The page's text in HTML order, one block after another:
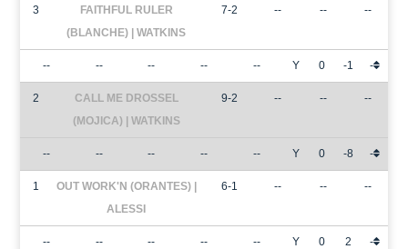
3
FAITHFUL RULER
(BLANCHE) | WATKINS
7-2 -- -- --
-- -- -- -- -- Y 0 -1 -
2
CALL ME DROSSEL
(MOJICA) | WATKINS
9-2 -- -- --
-- -- -- -- -- Y 0 -8 -
1
OUT WORK'N (ORANTES) |
ALESSI
6-1 -- -- --
-- -- -- -- -- Y 0 2 -